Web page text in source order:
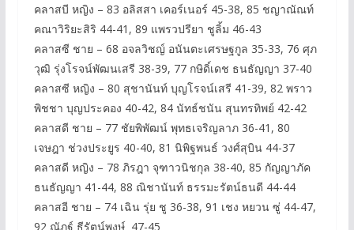
คลาสบี หญิง – 83 อลิสสา เคอร์เนอร์ 45-38, 85 ชญาณัณท์
คณาวิริยะสิริ 44-41, 89 แพรวปรียา ชูลิ้ม 46-43
คลาสซี ชาย – 68 อจลวิชญ์ อนันตะเศรษฐกูล 35-33, 76 ศุภ
วุฒิ รุ่งโรจน์พัฒนเสรี 38-39, 77 กษิดิ์เดช ธนธัญญา 37-40
คลาสซี หญิง – 80 สุชานันท์ บุญโรจน์เสรี 41-39, 82 พราว
พิชชา บุญประคอง 40-42, 84 นัทธ์ชนัน สุนทรทิพย์ 42-42
คลาสดี ชาย – 77 ชัยพิพัฒน์ พุทธเจริญลาภ 36-41, 80
เจษฎา ช่วงประยูร 40-40, 81 นิพิฐพนธ์ วงศ์สุบิน 44-37
คลาสดี หญิง – 78 ภิรฎา จุฑาวนิชกุล 38-40, 85 กัญญาภัค
ธนธัญญา 41-44, 88 ณิชานันท์ ธรรมะรัตน์ธนดี 44-44
คลาสอี ชาย – 74 เฉิน รุ่ย ชู 36-38, 91 เชง หยวน ซู่ 44-47,
92 ณัฏฐ์ ธีรัตน์พงษ์ 47-45